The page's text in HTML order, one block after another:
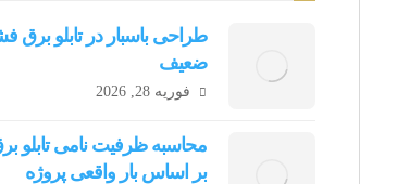
طراحی باسبار در تابلو برق
ضعیف
فوریه 28, 2026
محاسبه ظرفیت نامی تابلو
بر اساس بار واقعی پروژه